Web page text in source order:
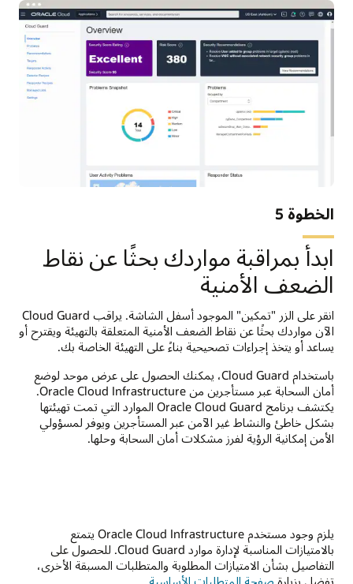
الخطوة 5
ابدأ بمراقبة مواردك بحثًا عن نقاط
الضعف الأمنية
انقر على الزر "تمكين" الموجود أسفل الشاشة. يراقب Cloud Guard
الآن مواردك بحثًا عن نقاط الضعف الأمنية المتعلقة بالتهيئة ويقترح أو
يساعد أو يتخذ إجراءات تصحيحية بناءً على التهيئة الخاصة بك.
باستخدام Cloud Guard، يمكنك الحصول على عرض موحد لوضع
أمان السحابة عبر مستأجرين من Oracle Cloud Infrastructure.
يكتشف برنامج Oracle Cloud Guard الموارد التي تمت تهيئتها
بشكل خاطئ والنشاط غير الآمن عبر المستأجرين ويوفر لمسؤولي
الأمن إمكانية الرؤية لفرز مشكلات أمان السحابة وحلها.
يلزم وجود مستخدم Oracle Cloud Infrastructure يتمتع
بالامتيازات المناسبة لإدارة موارد Cloud Guard. للحصول على
التفاصيل بشأن الامتيازات المطلوبة والمتطلبات المسبقة الأخرى،
تفضل بزيارة صفحة المتطلبات الأساسية